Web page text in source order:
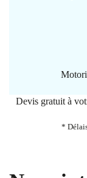
Devis gratuit à
*